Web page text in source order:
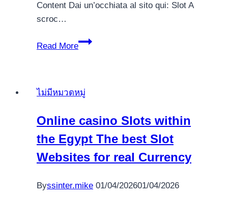
Content Dai un’occhiata al sito qui: Slot A
scroc…
Read More
Giochi
Online
assenza
dai
un’occhiata
al
qui
ไม่มีหมวดหมู่
Online casino Slots within
the Egypt The best Slot
Websites for real Currency
Byssinter.mike 01/04/202601/04/2026